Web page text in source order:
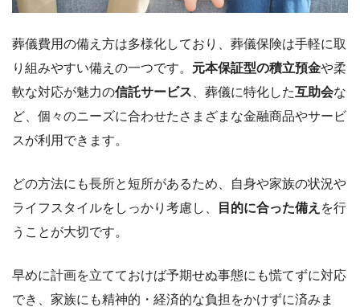
葬儀費用の備え方は多様化しており、葬儀保険は手軽に取
り組みやすい備えの一つです。 元本保証型の積立預金や柔
軟な対応が魅力の信託サービス 、葬儀に特化した互助会な
ど、個々のニーズに合わせたさまざまな金融商品やサービ
スが利用できます。
どの方法にも長所と短所があるため、自身や家族の状況や
ライフスタイルをしっかり考慮し、
目的に合った備え を行
うことが大切です。
早めに計画を立てておけば予期せぬ事態にも慌てずに対応
でき、家族にも精神的・経済的な負担をかけずに済みま